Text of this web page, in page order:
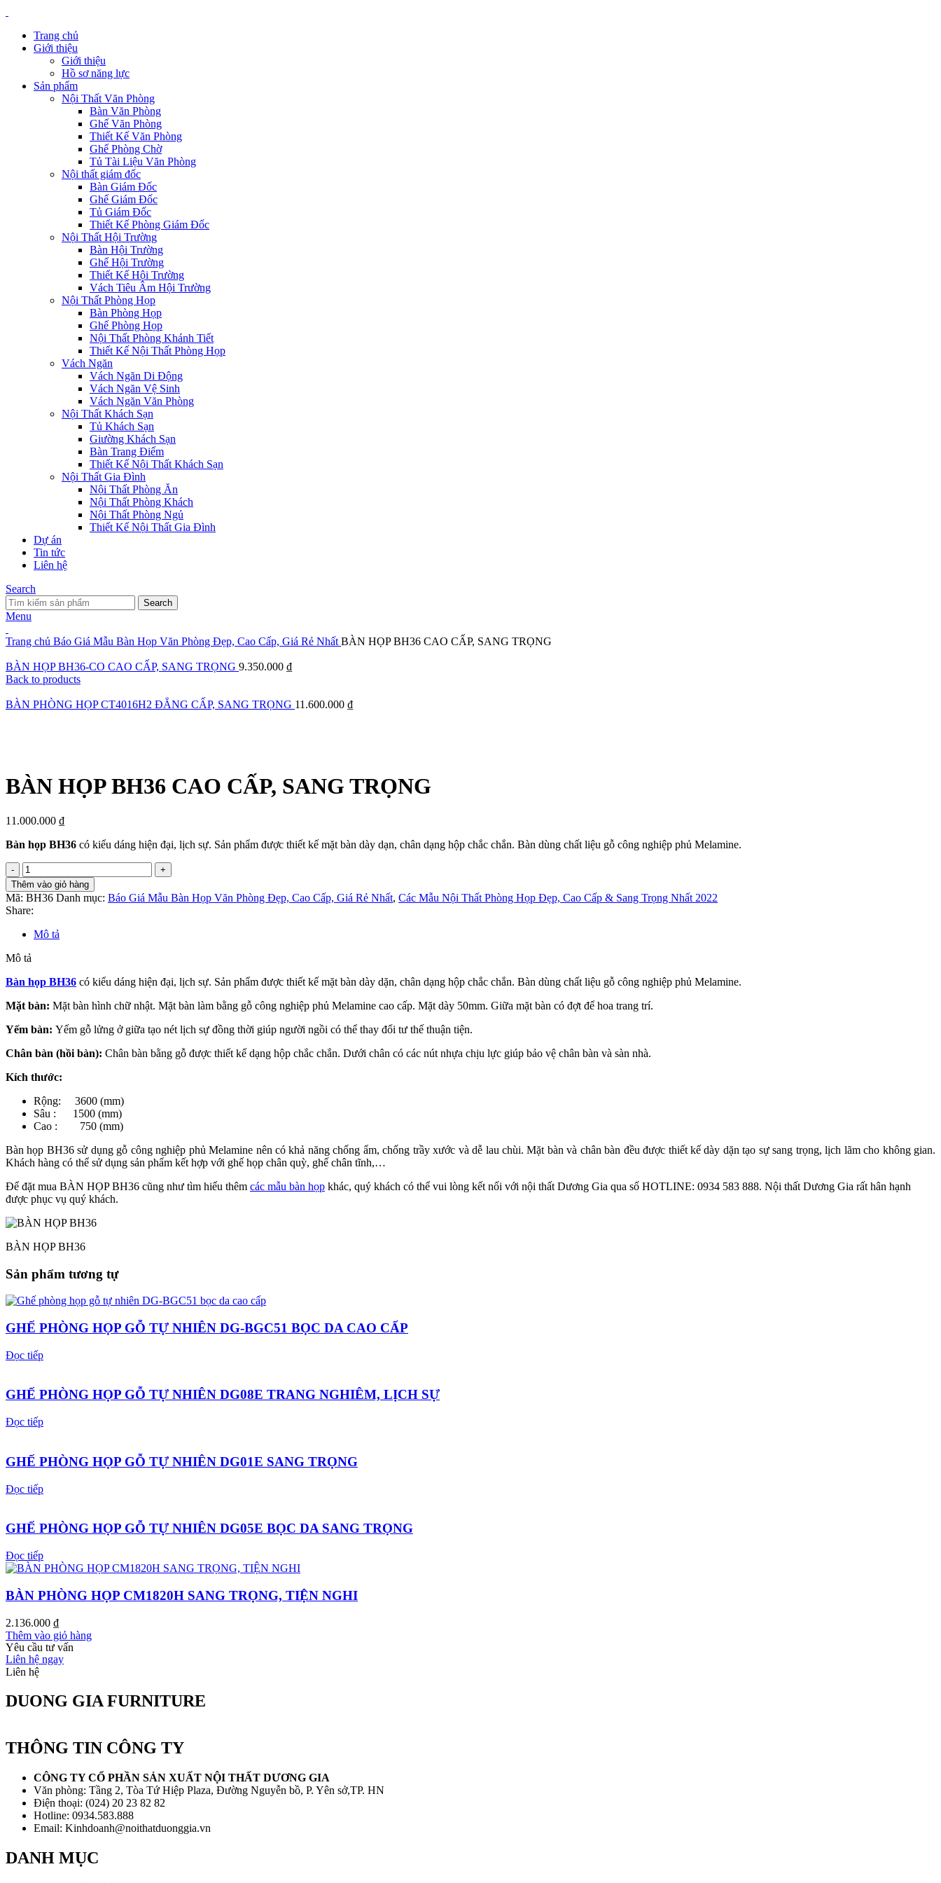
Trang chủ
Giới thiệu
Giới thiệu
Hồ sơ năng lực
Sản phẩm
Nội Thất Văn Phòng
Bàn Văn Phòng
Ghế Văn Phòng
Thiết Kế Văn Phòng
Ghế Phòng Chờ
Tủ Tài Liệu Văn Phòng
Nội thất giám đốc
Bàn Giám Đốc
Ghế Giám Đốc
Tủ Giám Đốc
Thiết Kế Phòng Giám Đốc
Nội Thất Hội Trường
Bàn Hội Trường
Ghế Hội Trường
Thiết Kế Hội Trường
Vách Tiêu Âm Hội Trường
Nội Thất Phòng Họp
Bàn Phòng Họp
Ghế Phòng Họp
Nội Thất Phòng Khánh Tiết
Thiết Kế Nội Thất Phòng Họp
Vách Ngăn
Vách Ngăn Di Động
Vách Ngăn Vệ Sinh
Vách Ngăn Văn Phòng
Nội Thất Khách Sạn
Tủ Khách Sạn
Giường Khách Sạn
Bàn Trang Điểm
Thiết Kế Nội Thất Khách Sạn
Nội Thất Gia Đình
Nội Thất Phòng Ăn
Nội Thất Phòng Khách
Nội Thất Phòng Ngủ
Thiết Kế Nội Thất Gia Đình
Dự án
Tin tức
Liên hệ
Search
Search
Menu
Trang chủ Báo Giá Mẫu Bàn Họp Văn Phòng Đẹp, Cao Cấp, Giá Rẻ Nhất BÀN HỌP BH36 CAO CẤP, SANG TRỌNG
BÀN HỌP BH36-CO CAO CẤP, SANG TRỌNG 9.350.000 ₫
Back to products
BÀN PHÒNG HỌP CT4016H2 ĐẲNG CẤP, SANG TRỌNG 11.600.000 ₫
BÀN HỌP BH36 CAO CẤP, SANG TRỌNG
11.000.000 ₫
Bàn họp BH36 có kiểu dáng hiện đại, lịch sự. Sản phẩm được thiết kế mặt bàn dày dạn, chân dạng hộp chắc chắn. Bàn dùng chất liệu gỗ công nghiệp phủ Melamine.
BÀN
HỌP
BH36
CAO
CẤP,
SANG
TRỌNG
số
Thêm vào giỏ hàng
Mã: BH36 Danh mục: Báo Giá Mẫu Bàn Họp Văn Phòng Đẹp, Cao Cấp, Giá Rẻ Nhất, Các Mẫu Nội Thất Phòng Họp Đẹp, Cao Cấp & Sang Trọng Nhất 2022
Share:
Mô tả
Mô tả
Bàn họp BH36 có kiểu dáng hiện đại, lịch sự. Sản phẩm được thiết kế mặt bàn dày dặn, chân dạng hộp chắc chắn. Bàn dùng chất liệu gỗ công nghiệp phủ Melamine.
Mặt bàn: Mặt bàn hình chữ nhật. Mặt bàn làm bằng gỗ công nghiệp phủ Melamine cao cấp. Mặt dày 50mm. Giữa mặt bàn có đợt để hoa trang trí.
Yếm bàn: Yếm gỗ lửng ở giữa tạo nét lịch sự đồng thời giúp người ngồi có thể thay đổi tư thế thuận tiện.
Chân bàn (hồi bàn): Chân bàn bằng gỗ được thiết kế dạng hộp chắc chắn. Dưới chân có các nút nhựa chịu lực giúp bảo vệ chân bàn và sàn nhà.
Kích thước:
Rộng: 3600 (mm)
Sâu : 1500 (mm)
Cao : 750 (mm)
Bàn họp BH36 sử dụng gỗ công nghiệp phủ Melamine nên có khả năng chống ẩm, chống trầy xước và dễ lau chùi. Mặt bàn và chân bàn đều được thiết kế dày dặn tạo sự sang trọng, lịch lãm cho không gian.
Khách hàng có thể sử dụng sản phẩm kết hợp với ghế họp chân quỳ, ghế chân tĩnh,…
Để đặt mua BÀN HỌP BH36 cũng như tìm hiểu thêm các mẫu bàn họp khác, quý khách có thể vui lòng kết nối với nội thất Dương Gia qua số HOTLINE: 0934 583 888. Nội thất Dương Gia rất hân hạnh
được phục vụ quý khách.
BÀN HỌP BH36
Sản phẩm tương tự
GHẾ PHÒNG HỌP GỖ TỰ NHIÊN DG-BGC51 BỌC DA CAO CẤP
Đọc tiếp
GHẾ PHÒNG HỌP GỖ TỰ NHIÊN DG08E TRANG NGHIÊM, LỊCH SỰ
Đọc tiếp
GHẾ PHÒNG HỌP GỖ TỰ NHIÊN DG01E SANG TRỌNG
Đọc tiếp
GHẾ PHÒNG HỌP GỖ TỰ NHIÊN DG05E BỌC DA SANG TRỌNG
Đọc tiếp
BÀN PHÒNG HỌP CM1820H SANG TRỌNG, TIỆN NGHI
2.136.000 ₫
Thêm vào giỏ hàng
Yêu cầu tư vấn
Liên hệ ngay
Liên hệ
DUONG GIA FURNITURE
THÔNG TIN CÔNG TY
CÔNG TY CỔ PHẦN SẢN XUẤT NỘI THẤT DƯƠNG GIA
Văn phòng: Tầng 2, Tòa Tứ Hiệp Plaza, Đường Nguyễn bồ, P. Yên sở,TP. HN
Điện thoại: (024) 20 23 82 82
Hotline: 0934.583.888
Email: Kinhdoanh@noithatduonggia.vn
DANH MỤC